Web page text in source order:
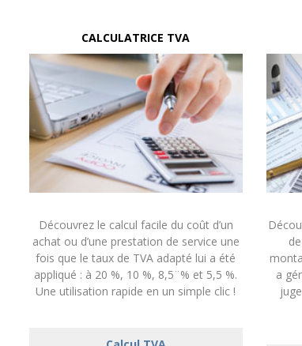
CALCULATRICE TVA
Découvrez le calcul facile du coût d’un
achat ou d’une prestation de service une
fois que le taux de TVA adapté lui a été
appliqué : à 20 %, 10 %, 8,5¨% et 5,5 %.
Une utilisation rapide en un simple clic !
a